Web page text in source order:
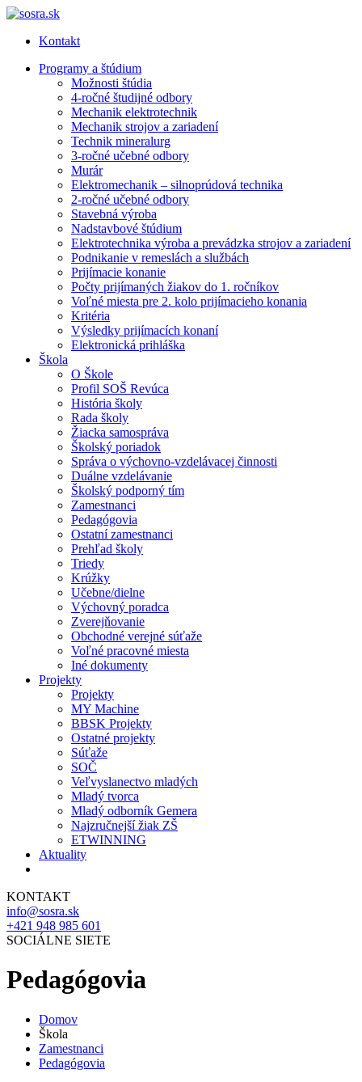
Kontakt
Programy a štúdium
Možnosti štúdia
4-ročné študijné odbory
Mechanik elektrotechnik
Mechanik strojov a zariadení
Technik mineralurg
3-ročné učebné odbory
Murár
Elektromechanik – silnoprúdová technika
2-ročné učebné odbory
Stavebná výroba
Nadstavbové štúdium
Elektrotechnika výroba a prevádzka strojov a zariadení
Podnikanie v remeslách a službách
Prijímacie konanie
Počty prijímaných žiakov do 1. ročníkov
Voľné miesta pre 2. kolo prijímacieho konania
Kritéria
Výsledky prijímacích konaní
Elektronická prihláška
Škola
O Škole
Profil SOŠ Revúca
História školy
Rada školy
Žiacka samospráva
Školský poriadok
Správa o výchovno-vzdelávacej činnosti
Duálne vzdelávanie
Školský podporný tím
Zamestnanci
Pedagógovia
Ostatní zamestnanci
Prehľad školy
Triedy
Krúžky
Učebne/dielne
Výchovný poradca
Zverejňovanie
Obchodné verejné súťaže
Voľné pracovné miesta
Iné dokumenty
Projekty
Projekty
MY Machine
BBSK Projekty
Ostatné projekty
Súťaže
SOČ
Veľvyslanectvo mladých
Mladý tvorca
Mladý odborník Gemera
Najzručnejší žiak ZŠ
ETWINNING
Aktuality
KONTAKT
info@sosra.sk
+421 948 985 601
SOCIÁLNE SIETE
Pedagógovia
Domov
Škola
Zamestnanci
Pedagógovia